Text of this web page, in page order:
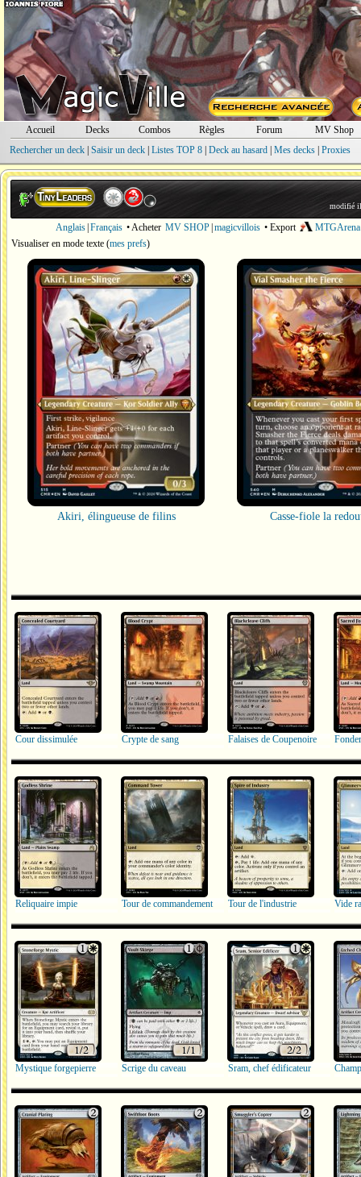
Accueil Decks Combos Règles Forum
MV Shop
Rechercher un deck| Saisir un deck| Listes TOP 8| Deck au hasard| Mes decks| Proxies
modifié
Anglais Français • Acheter MV SHOP magicvillois • Export
MTGArena
Visualiser en mode texte (mes prefs)
Akiri, élingueuse de filins Casse-fiole la
Cour dissimulée Crypte de sang Falaises de Coupenoire
Reliquaire impie Tour de commandement Tour de l'industrie Vide
Mystique forgepierre Scrige du caveau Sram, chef édificateur